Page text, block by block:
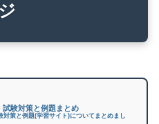
試験対策と例題まとめ
対策と例題(学習サイト)についてまとめまし